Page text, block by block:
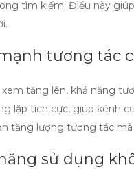
tìm kiếm. Điều này
tương tác
xem tăng lên, khả năng
lặp tích cực, giúp kênh
tăng lượng tương tác
sử dụng